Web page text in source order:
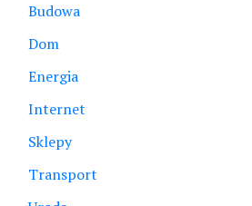
Budowa
Dom
Energia
Internet
Sklepy
Transport